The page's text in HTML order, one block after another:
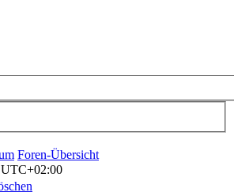
Foren-Übersicht
UTC+02:00